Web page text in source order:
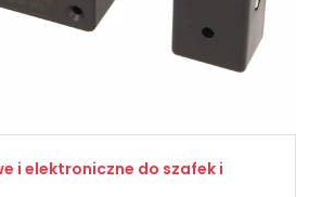
i elektroniczne do szafek i